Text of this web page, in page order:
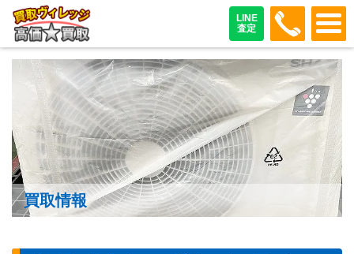
LINE
査定
048-
買取情報